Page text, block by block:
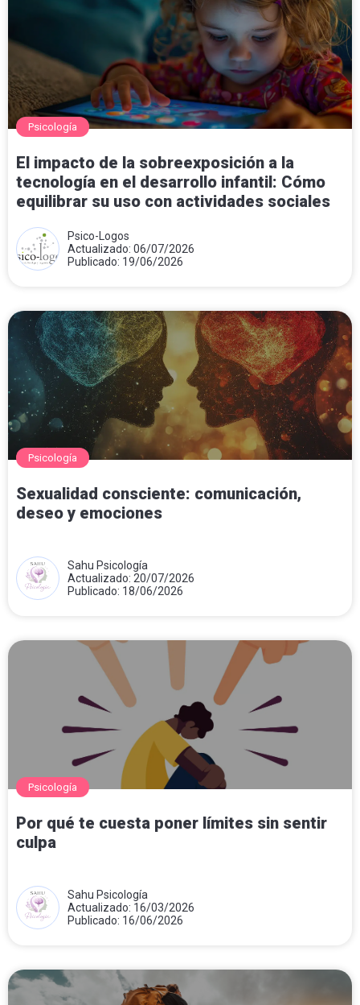
Psicología
El impacto de la sobreexposición a la
tecnología en el desarrollo infantil: Cómo
equilibrar su uso con actividades sociales
Psico-Logos
Actualizado: 06/07/2026
Publicado: 19/06/2026
Psicología
Sexualidad consciente: comunicación,
deseo y emociones
Sahu Psicología
Actualizado: 20/07/2026
Publicado: 18/06/2026
Psicología
Por qué te cuesta poner límites sin sentir
culpa
Sahu Psicología
Actualizado: 16/03/2026
Publicado: 16/06/2026